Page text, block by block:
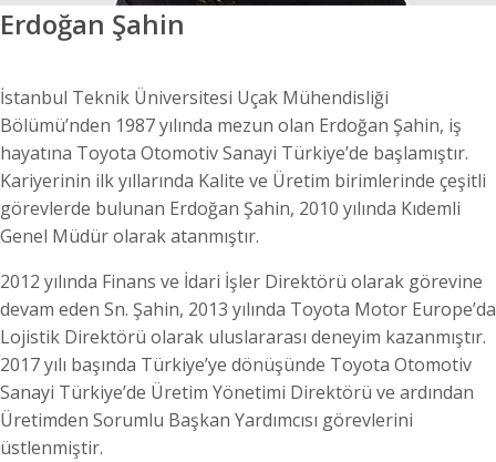
Erdoğan Şahin
İstanbul Teknik Üniversitesi Uçak Mühendisliği
Bölümü’nden 1987 yılında mezun olan Erdoğan Şahin, iş
hayatına Toyota Otomotiv Sanayi Türkiye’de başlamıştır.
Kariyerinin ilk yıllarında Kalite ve Üretim birimlerinde çeşitli
görevlerde bulunan Erdoğan Şahin, 2010 yılında Kıdemli
Genel Müdür olarak atanmıştır.
2012 yılında Finans ve İdari İşler Direktörü olarak görevine
devam eden Sn. Şahin, 2013 yılında Toyota Motor Europe’da
Lojistik Direktörü olarak uluslararası deneyim kazanmıştır.
2017 yılı başında Türkiye’ye dönüşünde Toyota Otomotiv
Sanayi Türkiye’de Üretim Yönetimi Direktörü ve ardından
Üretimden Sorumlu Başkan Yardımcısı görevlerini
üstlenmiştir.